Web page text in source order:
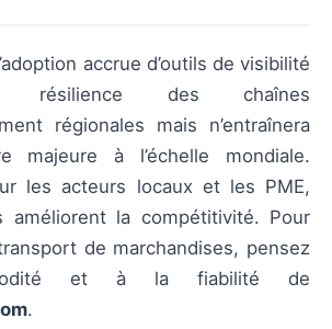
accrue d’outils de visibilité
résilience des chaînes
régionales mais n’entraînera
majeure à l’échelle mondiale.
les acteurs locaux et les PME,
améliorent la compétitivité. Pour
de marchandises, pensez
et à la fiabilité de
.